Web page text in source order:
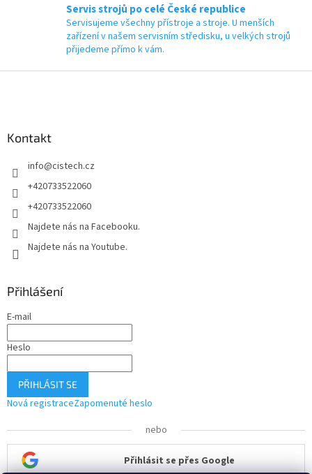
Servis strojů po celé České republice
Servisujeme všechny přístroje a stroje. U menších
zařízení v našem servisním středisku, u velkých strojů
přijedeme přímo k vám.
Kontakt
info@cistech.cz
+420733522060
+420733522060
Najdete nás na Facebooku.
Najdete nás na Youtube.
Přihlášení
E-mail
Heslo
PŘIHLÁSIT SE
Nová registraceZapomenuté heslo
nebo
Přihlásit se přes Google